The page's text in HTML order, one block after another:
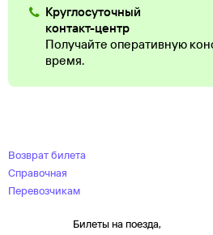
Круглосуточный
контакт-центр
Получайте оперативную
время.
Возврат билета
Справочная
Перевозчикам
Билеты на поезда,